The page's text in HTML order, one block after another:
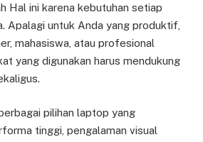
Hal ini karena kebutuhan setiap
Apalagi untuk Anda yang produktif,
mahasiswa, atau profesional
yang digunakan harus mendukung
pilihan laptop yang
tinggi, pengalaman visual